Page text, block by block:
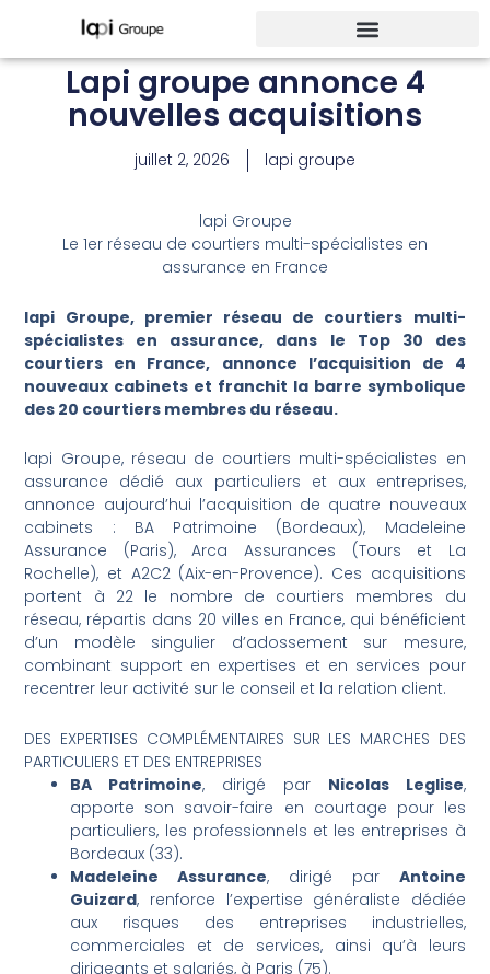
contenu
Lapi groupe annonce 4
nouvelles acquisitions
juillet 2, 2026 lapi groupe
lapi Groupe
Le 1er réseau de courtiers multi-spécialistes en
assurance en France
lapi Groupe, premier réseau de courtiers multi-
spécialistes en assurance, dans le Top 30 des
courtiers en France, annonce l’acquisition de 4
nouveaux cabinets et franchit la barre symbolique
des 20 courtiers membres du réseau.
lapi Groupe, réseau de courtiers multi-spécialistes en
assurance dédié aux particuliers et aux entreprises,
annonce aujourd’hui l’acquisition de quatre nouveaux
cabinets : BA Patrimoine (Bordeaux), Madeleine
Assurance (Paris), Arca Assurances (Tours et La
Rochelle), et A2C2 (Aix-en-Provence). Ces acquisitions
portent à 22 le nombre de courtiers membres du
réseau, répartis dans 20 villes en France, qui bénéficient
d’un modèle singulier d’adossement sur mesure,
combinant support en expertises et en services pour
recentrer leur activité sur le conseil et la relation client.
DES EXPERTISES COMPLÉMENTAIRES SUR LES MARCHES DES
PARTICULIERS ET DES ENTREPRISES
BA Patrimoine, dirigé par Nicolas Leglise,
apporte son savoir-faire en courtage pour les
particuliers, les professionnels et les entreprises à
Bordeaux (33).
Madeleine Assurance, dirigé par Antoine
Guizard, renforce l’expertise généraliste dédiée
aux risques des entreprises industrielles,
commerciales et de services, ainsi qu’à leurs
dirigeants et salariés, à Paris (75).